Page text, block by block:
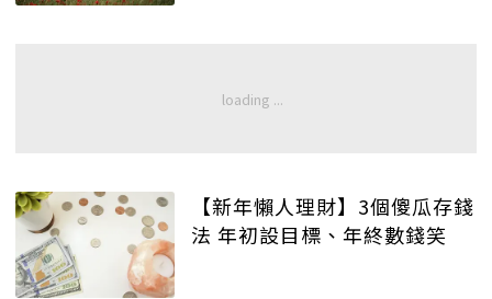
【新年懶人理財】3個傻瓜存錢
法 年初設目標、年終數錢笑